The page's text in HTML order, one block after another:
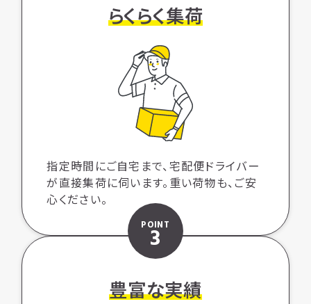
らくらく集荷
指定時間にご自宅まで、宅配便ドライバー
が直接集荷に伺います。重い荷物も、ご安
心ください。
POINT
3
豊富な実績